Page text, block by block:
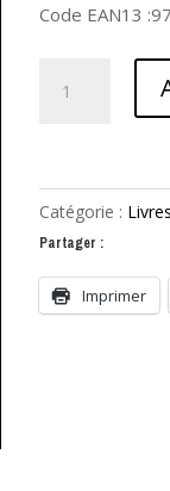
Code EAN13
la
cave
Catégorie : Livres
Partager :
Imprimer